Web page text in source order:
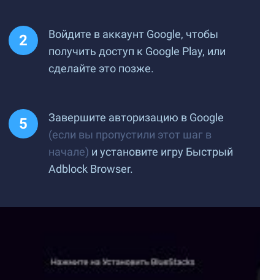
Войдите в аккаунт Google, чтобы
получить доступ к Google Play, или
сделайте это позже.
Завершите авторизацию в Google
(если вы пропустили этот шаг в
начале) и установите игру Быстрый
Adblock Browser.